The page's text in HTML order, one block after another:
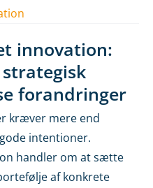
innovation:
forandringer
kræver mere end
intentioner.
handler om at sætte
af konkrete